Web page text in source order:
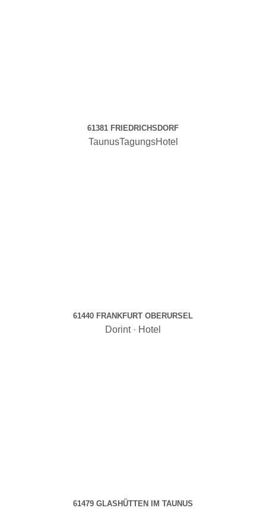
61381 FRIEDRICHSDORF
TaunusTagungsHotel
61440 FRANKFURT OBERURSEL
Dorint · Hotel
61479 GLASHÜTTEN IM TAUNUS